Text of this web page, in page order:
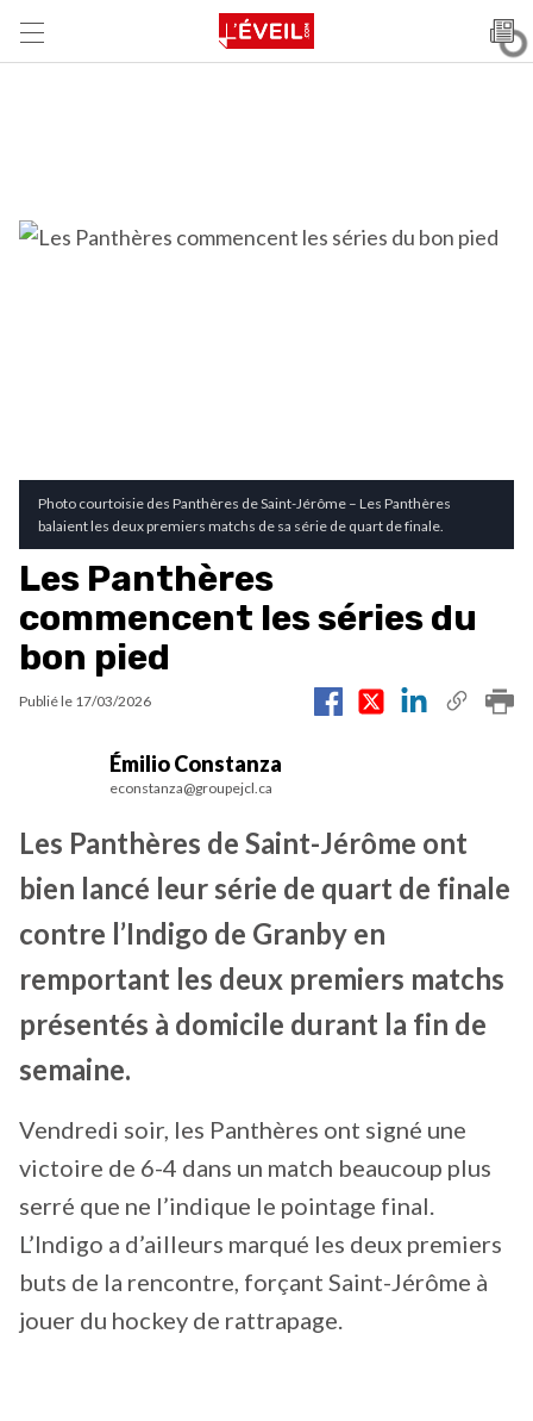
Photo courtoisie des Panthères de Saint-Jérôme – Les Panthères
balaient les deux premiers matchs de sa série de quart de finale.
Les Panthères
commencent les séries du
bon pied
Publié le 17/03/2026
Émilio Constanza
econstanza@groupejcl.ca
Les Panthères de Saint-Jérôme ont
bien lancé leur série de quart de finale
contre l’Indigo de Granby en
remportant les deux premiers matchs
présentés à domicile durant la fin de
semaine.
Vendredi soir, les Panthères ont signé une
victoire de 6-4 dans un match beaucoup plus
serré que ne l’indique le pointage final.
L’Indigo a d’ailleurs marqué les deux premiers
buts de la rencontre, forçant Saint-Jérôme à
jouer du hockey de rattrapage.